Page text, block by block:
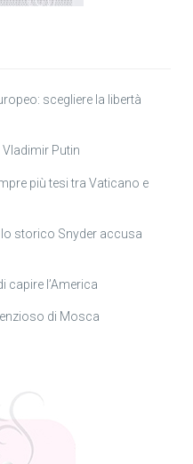
scegliere la libertà
Putin
più tesi tra Vaticano e
lo storico Snyder accusa
capire l’America
di Mosca